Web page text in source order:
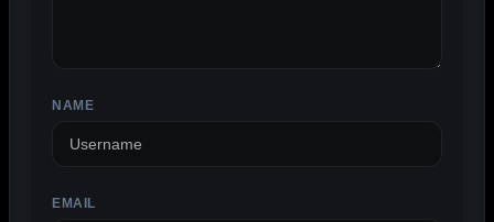
NAME
EMAIL